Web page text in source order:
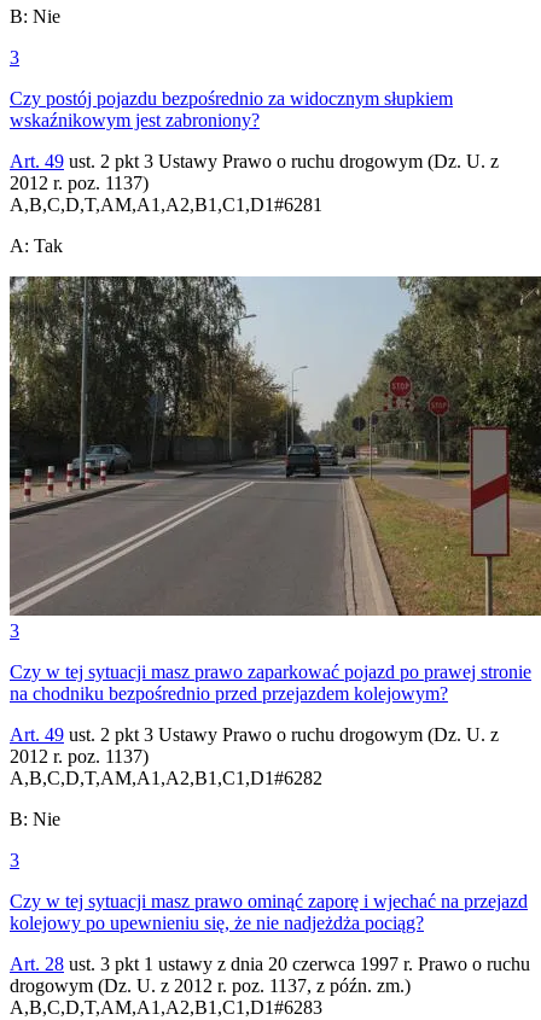
B: Nie
3
Czy postój pojazdu bezpośrednio za widocznym słupkiem
wskaźnikowym jest zabroniony?
Art. 49 ust. 2 pkt 3 Ustawy Prawo o ruchu drogowym (Dz. U. z
2012 r. poz. 1137)
A,B,C,D,T,AM,A1,A2,B1,C1,D1#6281
A: Tak
3
Czy w tej sytuacji masz prawo zaparkować pojazd po prawej stronie
na chodniku bezpośrednio przed przejazdem kolejowym?
Art. 49 ust. 2 pkt 3 Ustawy Prawo o ruchu drogowym (Dz. U. z
2012 r. poz. 1137)
A,B,C,D,T,AM,A1,A2,B1,C1,D1#6282
B: Nie
3
Czy w tej sytuacji masz prawo ominąć zaporę i wjechać na przejazd
kolejowy po upewnieniu się, że nie nadjeżdża pociąg?
Art. 28 ust. 3 pkt 1 ustawy z dnia 20 czerwca 1997 r. Prawo o ruchu
drogowym (Dz. U. z 2012 r. poz. 1137, z późn. zm.)
A,B,C,D,T,AM,A1,A2,B1,C1,D1#6283